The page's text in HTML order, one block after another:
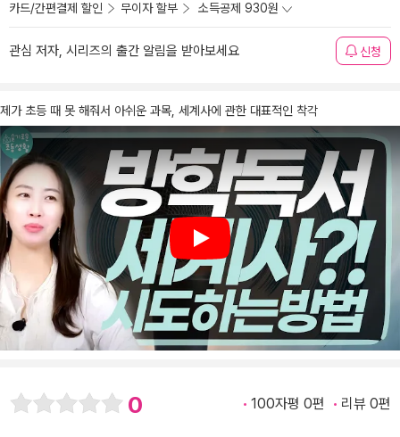
카드/간편결제 할인 무이자 할부 소득공제 930원
관심 저자, 시리즈의 출간 알림을 받아보세요 신청
제가 초등 때 못 해줘서 아쉬운 과목, 세계사에 관한 대표적인 착각
Play
0 100자평 0편 리뷰 0편